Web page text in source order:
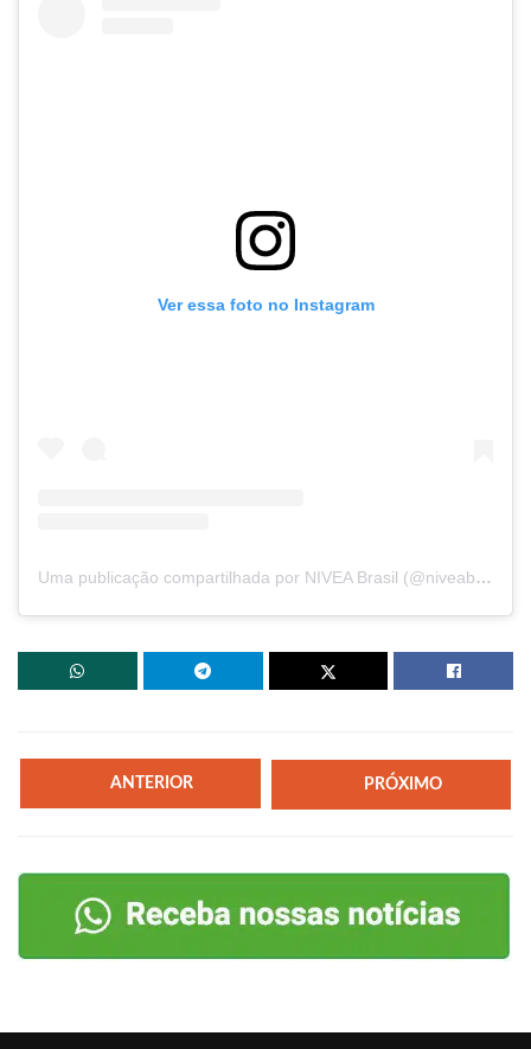
Ver essa foto no Instagram
Uma publicação compartilhada por NIVEA Brasil (@niveabrasil)
ANTERIOR PRÓXIMO